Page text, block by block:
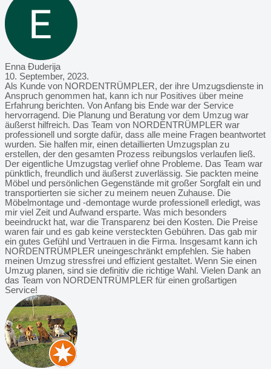
Enna Đuderija
10. September, 2023.
Als Kunde von NORDENTRÜMPLER, der ihre Umzugsdienste in
Anspruch genommen hat, kann ich nur Positives über meine
Erfahrung berichten. Von Anfang bis Ende war der Service
hervorragend. Die Planung und Beratung vor dem Umzug war
äußerst hilfreich. Das Team von NORDENTRÜMPLER war
professionell und sorgte dafür, dass alle meine Fragen beantwortet
wurden. Sie halfen mir, einen detaillierten Umzugsplan zu
erstellen, der den gesamten Prozess reibungslos verlaufen ließ.
Der eigentliche Umzugstag verlief ohne Probleme. Das Team war
pünktlich, freundlich und äußerst zuverlässig. Sie packten meine
Möbel und persönlichen Gegenstände mit großer Sorgfalt ein und
transportierten sie sicher zu meinem neuen Zuhause. Die
Möbelmontage und -demontage wurde professionell erledigt, was
mir viel Zeit und Aufwand ersparte. Was mich besonders
beeindruckt hat, war die Transparenz bei den Kosten. Die Preise
waren fair und es gab keine versteckten Gebühren. Das gab mir
ein gutes Gefühl und Vertrauen in die Firma. Insgesamt kann ich
NORDENTRÜMPLER uneingeschränkt empfehlen. Sie haben
meinen Umzug stressfrei und effizient gestaltet. Wenn Sie einen
Umzug planen, sind sie definitiv die richtige Wahl. Vielen Dank an
das Team von NORDENTRÜMPLER für einen großartigen
Service!